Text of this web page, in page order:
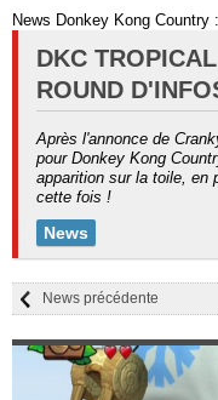
News Donkey Kong Country
DKC
ROUND
Après l'annonce de
pour Donkey Kong
apparition sur la toile, en
cette fois !
News
News précédente